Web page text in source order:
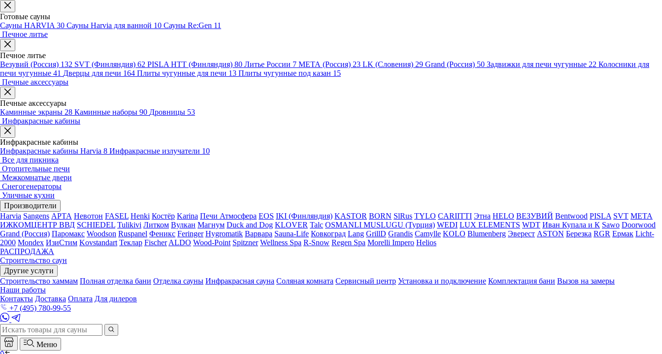
Готовые сауны
Сауны HARVIA 30 Сауны Harvia для ванной 10 Сауны Re:Gen 11
Печное литье
Печное литье
Везувий (Россия) 132 SVT (Финляндия) 62 PISLA HTT (Финляндия) 80 Литье России 7 МЕТА (Россия) 23 LK (Словения) 29 Grand (Россия) 50 Задвижки для печи чугунные 22 Колосники для
печи чугунные 41 Дверцы для печи 164 Плиты чугунные для печи 13 Плиты чугунные под казан 15
Печные аксессуары
Печные аксессуары
Каминные экраны 28 Каминные наборы 90 Дровницы 53
Инфракрасные кабины
Инфракрасные кабины
Инфракрасные кабины Harvia 8 Инфракрасные излучатели 10
Все для пикника
Отопительные печи
Межкомнатые двери
Снегогенераторы
Уличные кухни
Производители
Harvia Sangens АРТА Невотон FASEL Henki Костёр Karina Печи Атмосфера EOS IKI (Финляндия) KASTOR BORN SlRus TYLO CARIITTI Этна HELO ВЕЗУВИЙ Bentwood PISLA SVT МЕТА
ИЖКОМЦЕНТР ВВД SCHIEDEL Tulikivi Литком Вулкан Магнум Duck and Dog KLOVER Talc OSMANLI MUSLUGU (Турция) WEDI LUX ELEMENTS WDT Иван Купала и К Sawo Doorwood
Grand (Россия) Паромакс Woodson Ruspanel Феникс Feringer Hygromatik Варвара Sauna-Life Ковкоград Lang GrillD Grandis Camylle KOLO Blumenberg Эверест ASTON Березка RGR Ермак Licht-
2000 Mondex ИзиСтим Kovstandart Теклар Fischer ALDO Wood-Point Spitzner Wellness Spa R-Snow Regen Spa Morelli Impero Helios
РАСПРОДАЖА
Строительство саун
Другие услуги
Строительство хаммам Полная отделка бани Отделка сауны Инфракрасная сауна Соляная комната Сервисный центр Установка и подключение Комплектация бани Вызов на замеры
Наши работы
Контакты Доставка Оплата Для дилеров
+7 (495) 780-99-55
Меню